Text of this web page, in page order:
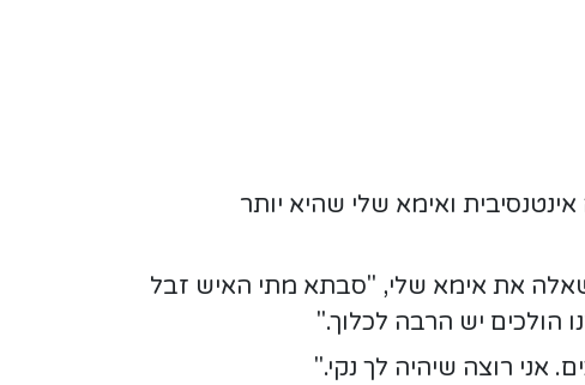
ואימא שלי שהיא יותר
אחד כשהם היו בדרך חזרה הביתה מבילוי בפיצרייה השכונתית, נעמה שהייתה בת 5 שאלה את אימא שלי, "סבתא מתי האיש זבל
יש הרבה לכלוך."
אני רוצה שיהיה לך נקי."